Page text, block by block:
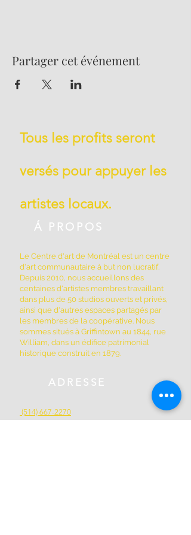
Partager cet événement
Tous les profits seront
versés pour appuyer les
artistes locaux.
Á PROPOS
Le Centre d'art de Montréal est un centre
d'art communautaire à but non lucratif.
Depuis 2010, nous accueillons des
centaines d'artistes membres travaillant
dans plus de 50 studios ouverts et privés,
ainsi que d'autres espaces partagés par
les membres de la coopérative. Nous
sommes situés à Griffintown au 1844, rue
William, dans un édifice patrimonial
historique construit en 1879.
ADRESSE
(514) 667-2270